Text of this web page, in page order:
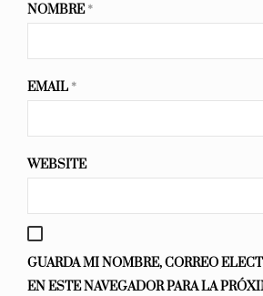
NOMBRE*
EMAIL *
WEBSITE
GUARDA MI NOMBRE, CORREO
EN ESTE NAVEGADOR PARA LA